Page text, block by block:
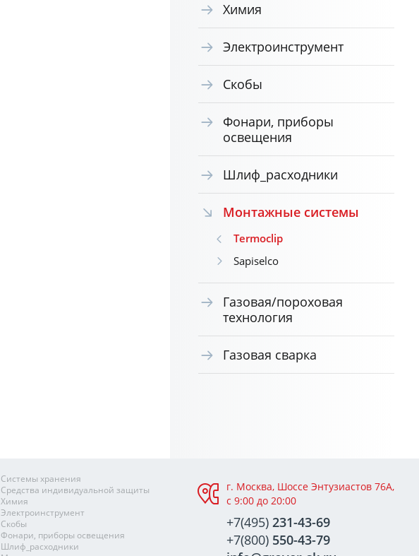
Химия
Электроинструмент
Скобы
Фонари, приборы
освещения
Шлиф_расходники
Монтажные системы
Termoclip
Sapiselco
Газовая/пороховая
технология
Газовая сварка
Системы хранения
Средства индивидуальной защиты
Химия
Электроинструмент
Скобы
Фонари, приборы освещения
Шлиф_расходники
г. Москва, Шоссе Энтузиастов 76А,
с 9:00 до 20:00
+7(495) 231-43-69
+7(800) 550-43-79